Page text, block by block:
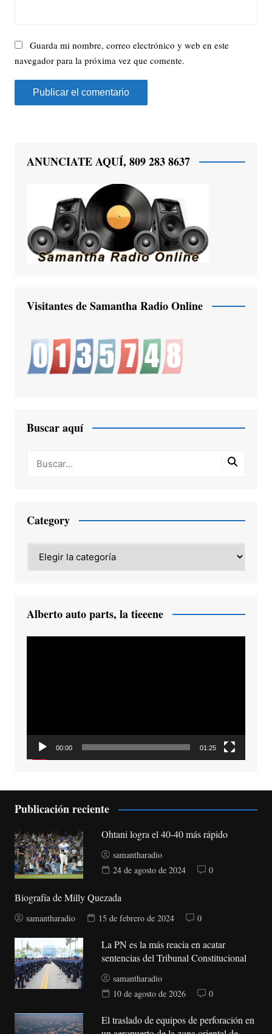
Guarda mi nombre, correo electrónico y web en este
navegador para la próxima vez que comente.
ANUNCIATE AQUÍ, 809 283 8637
Visitantes de Samantha Radio Online
Buscar aquí
Category
Alberto auto parts, la tieeene
00:00 01:25
Publicación reciente
Ohtani logra el 40-40 más rápido
samantharadio
24 de agosto de 2024
0
Biografía de Milly Quezada
samantharadio 15 de febrero de 2024 0
La PN es la más reacia en acatar
sentencias del Tribunal Constitucional
samantharadio
10 de agosto de 2026
0
El traslado de equipos de perforación en